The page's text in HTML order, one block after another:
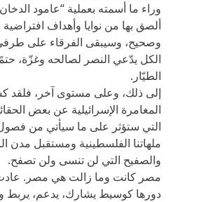
وراء ما أسمته بعملية “عامود
ألصق بها من نوايا وأهداف افتراضية
وصحيح، وسيبقى الفرقاء على
الكل يدّعي النصر لصالحه وغزّة،
الطيّار.
إلى ذلك، وعلى مستوى آخر، فلقد
المغامرة الإسرائيلية عن بعض
التي ستؤثر على ما سيأتي من
ملهاتنا الفلسطينية ومستقبل مدن
والصفيح التي لن تنسى ولن تصفح.
مصر كانت وما زالت هي مصر.
دورها كوسيط يشارك، يدعم، يربط